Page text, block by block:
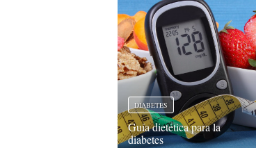
DIABETES
Guía dietética para la
diabetes